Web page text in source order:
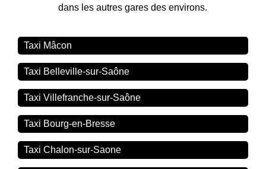
dans les autres gares des environs.
Taxi Mâcon
Taxi Belleville-sur-Saône
Taxi Villefranche-sur-Saône
Taxi Bourg-en-Bresse
Taxi Chalon-sur-Saone